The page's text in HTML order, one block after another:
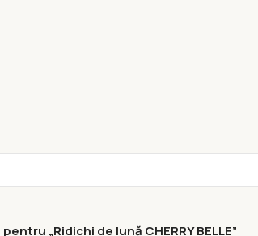
„Ridichi de lună CHERRY BELLE”